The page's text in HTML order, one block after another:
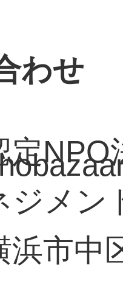
わせ
定NPO
ジメン
浜市中